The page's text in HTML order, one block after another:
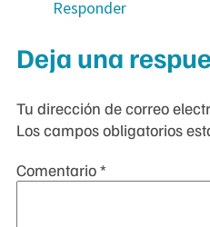
Responder
Deja una
Tu dirección de correo
Los campos obligatorios
Comentario*